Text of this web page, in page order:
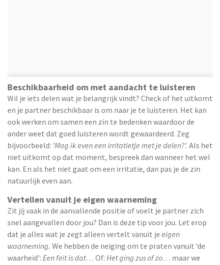
Beschikbaarheid om met aandacht te luisteren
Wil je iets delen wat je belangrijk vindt? Check of het uitkomt
en je partner beschikbaar is om naar je te luisteren. Het kan
ook werken om samen een zin te bedenken waardoor de
ander weet dat goed luisteren wordt gewaardeerd. Zeg
bijvoorbeeld: 'Mag ik even een irritatietje met je delen?'. Als het
niet uitkomt op dat moment, bespreek dan wanneer het wel
kan. En als het niet gaat om een irritatie, dan pas je de zin
natuurlijk even aan.
Vertellen vanuit je eigen waarneming
Zit jij vaak in de aanvallende positie of voelt je partner zich
snel aangevallen door jou? Dan is deze tip voor jou. Let erop
dat je alles wat je zegt alleen vertelt vanuit je eigen
waarneming. We hebben de neiging om te praten vanuit ‘de
waarheid’: Een feit is dat… Of: Het ging zus of zo… maar we